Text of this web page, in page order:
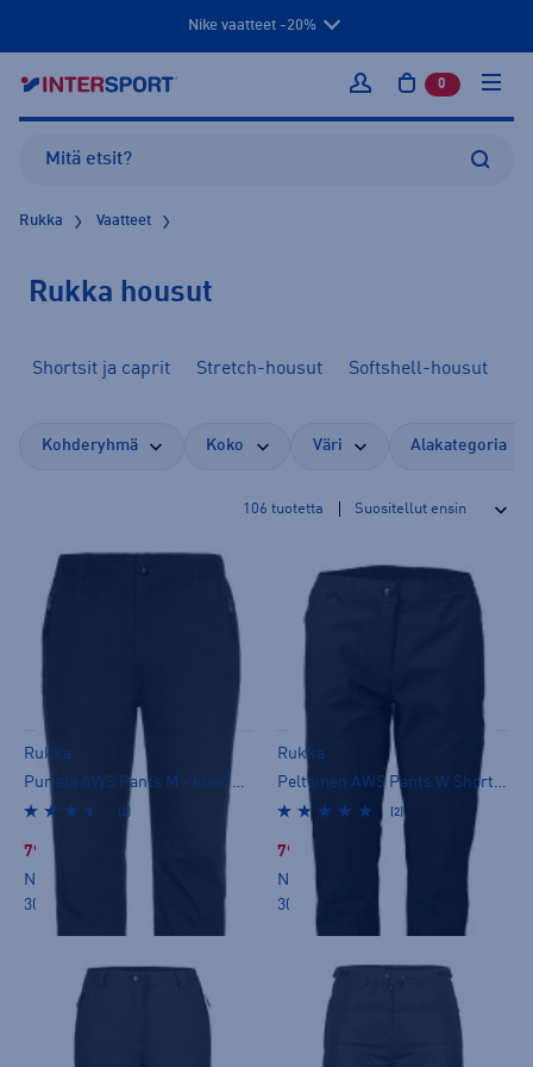
Nike vaatteet -20%
Kirjaudu sisään
0 tuotetta
Rukka Vaatteet
Rukka housut
Shortsit ja caprit Stretch-housut Softshell-housut
Kohderyhmä Koko Väri Alakategoria
106 tuotetta
Rukka
Purjala AWS Pants M - kuorihousut
(2)
79,99 €
Norm. hinta:
30pv alin hinta: 69,99€
Rukka
Peltoinen AWS Pants W Short - kuorihousut
(2)
79,99 €
Norm. hinta:
30pv alin hinta: 69,99€